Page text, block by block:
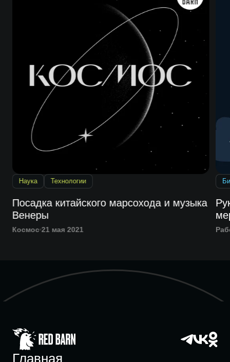
Наука Технологии
Посадка китайского марсохода и музыка
Венеры
Космос 21 мая 2021
Главная